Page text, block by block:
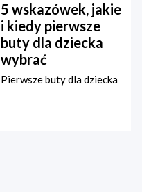
5 wskazówek, jakie
i kiedy pierwsze
buty dla dziecka
wybrać
Pierwsze buty dla dziecka